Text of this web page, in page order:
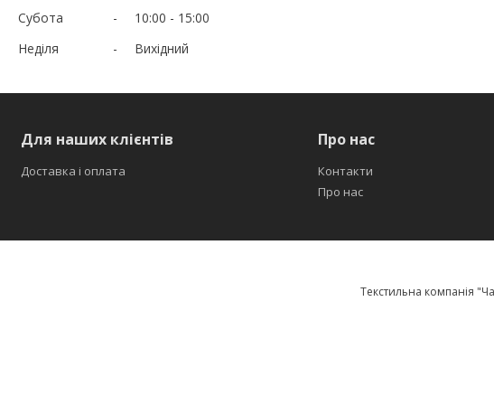
Субота
10:00
15:00
Неділя
Вихідний
Для наших клієнтів
Доставка і оплата
Про нас
Контакти
Про нас